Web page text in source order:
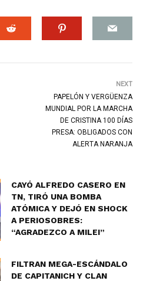
NEXT
PAPELÓN Y VERGÜENZA
MUNDIAL POR LA MARCHA
DE CRISTINA 100 DÍAS
PRESA: OBLIGADOS CON
ALERTA NARANJA
CAYÓ ALFREDO CASERO EN
TN, TIRÓ UNA BOMBA
ATÓMICA Y DEJÓ EN SHOCK
A PERIOSOBRES:
“AGRADEZCO A MILEI”
FILTRAN MEGA-ESCÁNDALO
DE CAPITANICH Y CLAN